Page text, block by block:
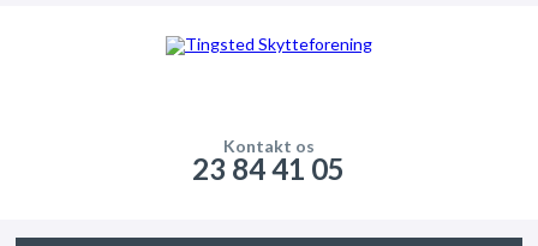
Kontakt os
23 84 41 05